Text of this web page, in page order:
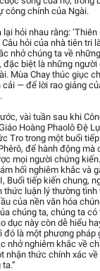
công chính của Ngài.
hỏi nhau rằng:
Câu hỏi của nhà tiên tri
nhở chúng ta về
đặc biệt là những người
Mùa Chay thúc giục
— để lời rao giảng
vài tuần sau khi
Hoàng Phaolô Đệ
Tro trong một buổi
để hành động mà
mọi người chứng
hối nghiêm khắc và
Buổi tiếp kiến chung,
thức luận lý thường tình
của nền văn hóa
chúng ta, chúng ta
dục này còn dễ hiểu
đó là một phương pháp
nhở nghiêm khắc về
nhận thức chính xác